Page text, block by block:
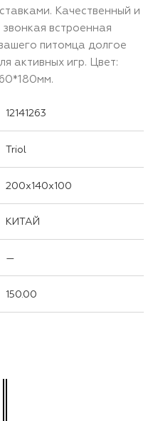
Качественный и
встроенная
питомца долгое
активных игр. Цвет:
12141263
Triol
200x140x100
КИТАЙ
—
150.00